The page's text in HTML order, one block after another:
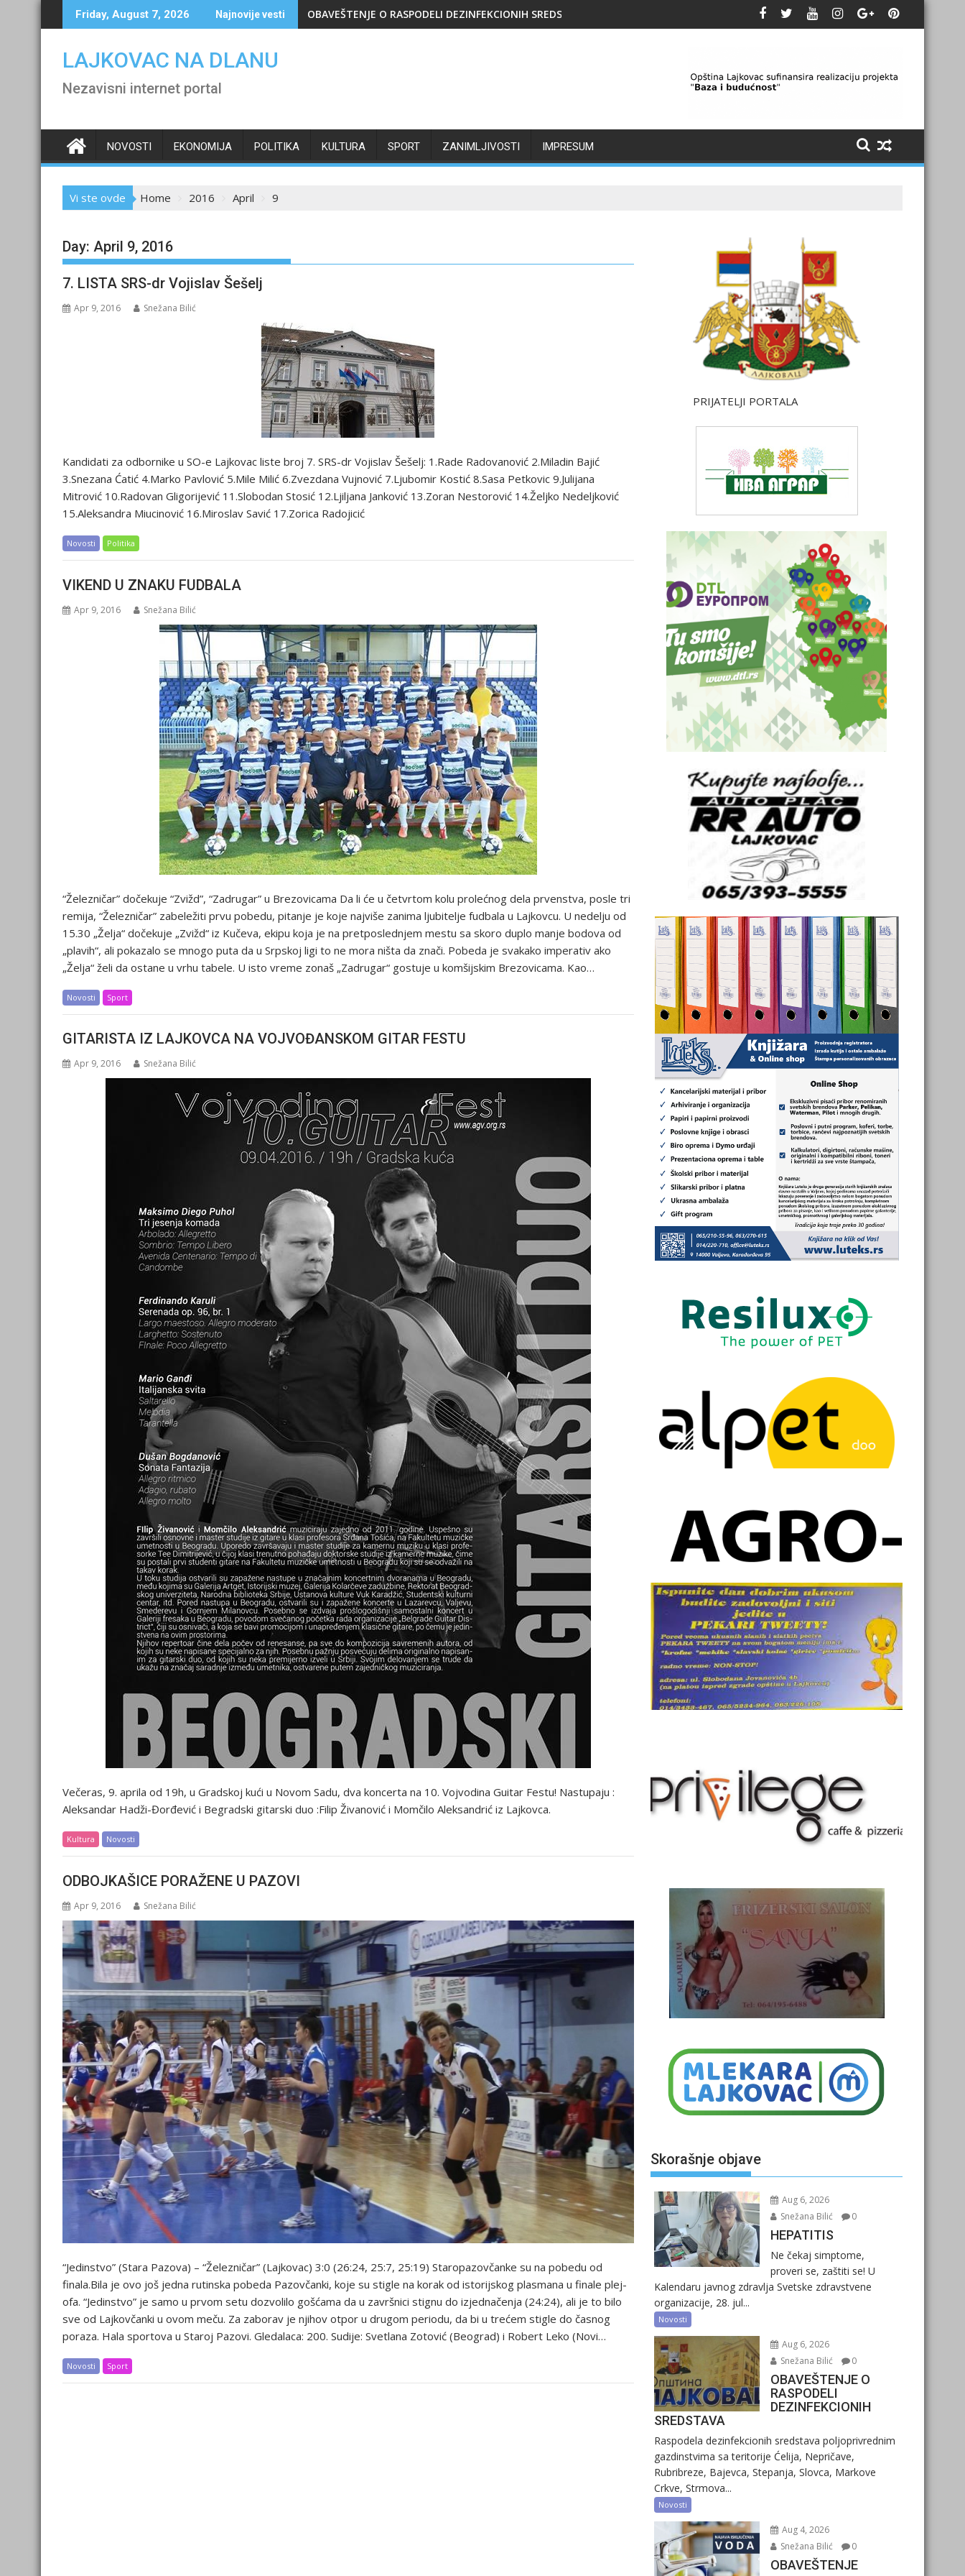
to
Friday, August 7, 2026 Najnovije vesti OBAVEŠTENJE O RASPODELI DEZINFEKCIONIH SREDSTAVA
LAJKOVAC NA DLANU
Nezavisni internet portal
NOVOSTI EKONOMIJA POLITIKA KULTURA SPORT ZANIMLJIVOSTI IMPRESUM
Vi ste ovde Home 2016 April 9
Day: April 9, 2016
7. LISTA SRS-dr Vojislav Šešelj
Apr 9, 2016 Snežana Bilić
Kandidati za odbornike u SO-e Lajkovac liste broj 7. SRS-dr Vojislav Šešelj: 1.Rade Radovanović 2.Miladin Bajić
3.Snezana Ćatić 4.Marko Pavlović 5.Mile Milić 6.Zvezdana Vujnović 7.Ljubomir Kostić 8.Sasa Petkovic 9.Julijana
Mitrović 10.Radovan Gligorijević 11.Slobodan Stosić 12.Ljiljana Janković 13.Zoran Nestorović 14.Željko Nedeljković
15.Aleksandra Miucinović 16.Miroslav Savić 17.Zorica Radojicić
Novosti Politika
VIKEND U ZNAKU FUDBALA
Apr 9, 2016 Snežana Bilić
“Železničar” dočekuje “Zvižd”, “Zadrugar” u Brezovicama Da li će u četvrtom kolu prolećnog dela prvenstva, posle tri
remija, “Železničar” zabeležiti prvu pobedu, pitanje je koje najviše zanima ljubitelje fudbala u Lajkovcu. U nedelju od
15.30 „Želja“ dočekuje „Zvižd“ iz Kučeva, ekipu koja je na pretposlednjem mestu sa skoro duplo manje bodova od
„plavih“, ali pokazalo se mnogo puta da u Srpskoj ligi to ne mora ništa da znači. Pobeda je svakako imperativ ako
„Želja“ želi da ostane u vrhu tabele. U isto vreme zonaš „Zadrugar“ gostuje u komšijskim Brezovicama. Kao…
Novosti Sport
GITARISTA IZ LAJKOVCA NA VOJVOĐANSKOM GITAR FESTU
Apr 9, 2016 Snežana Bilić
Večeras, 9. aprila od 19h, u Gradskoj kući u Novom Sadu, dva koncerta na 10. Vojvodina Guitar Festu! Nastupaju :
Aleksandar Hadži-Đorđević i Begradski gitarski duo :Filip Živanović i Momčilo Aleksandrić iz Lajkovca.
Kultura Novosti
ODBOJKAŠICE PORAŽENE U PAZOVI
Apr 9, 2016 Snežana Bilić
“Jedinstvo” (Stara Pazova) – “Železničar” (Lajkovac) 3:0 (26:24, 25:7, 25:19) Staropazovčanke su na pobedu od
finala.Bila je ovo još jedna rutinska pobeda Pazovčanki, koje su stigle na korak od istorijskog plasmana u finale plej-
ofa. “Jedinstvo” je samo u prvom setu dozvolilo gošćama da u završnici stignu do izjednačenja (24:24), ali je to bilo
sve od Lajkovčanki u ovom meču. Za zaborav je njihov otpor u drugom periodu, da bi u trećem stigle do časnog
poraza. Hala sportova u Staroj Pazovi. Gledalaca: 200. Sudije: Svetlana Zotović (Beograd) i Robert Leko (Novi…
Novosti Sport
PRIJATELJI PORTALA
Skorašnje objave
Aug 6, 2026
Snežana Bilić
0
HEPATITIS
Ne čekaj simptome,
proveri se, zaštiti se! U
Kalendaru javnog zdravlja Svetske zdravstvene
organizacije, 28. jul...
Novosti
Aug 6, 2026
Snežana Bilić
0
OBAVEŠTENJE O
RASPODELI
DEZINFEKCIONIH
SREDSTAVA
Raspodela dezinfekcionih sredstava poljoprivrednim
gazdinstvima sa teritorije Ćelija, Nepričave,
Rubribreze, Bajevca, Stepanja, Slovca, Markove
Crkve, Strmova...
Novosti
Aug 4, 2026
Snežana Bilić
0
OBAVEŠTENJE